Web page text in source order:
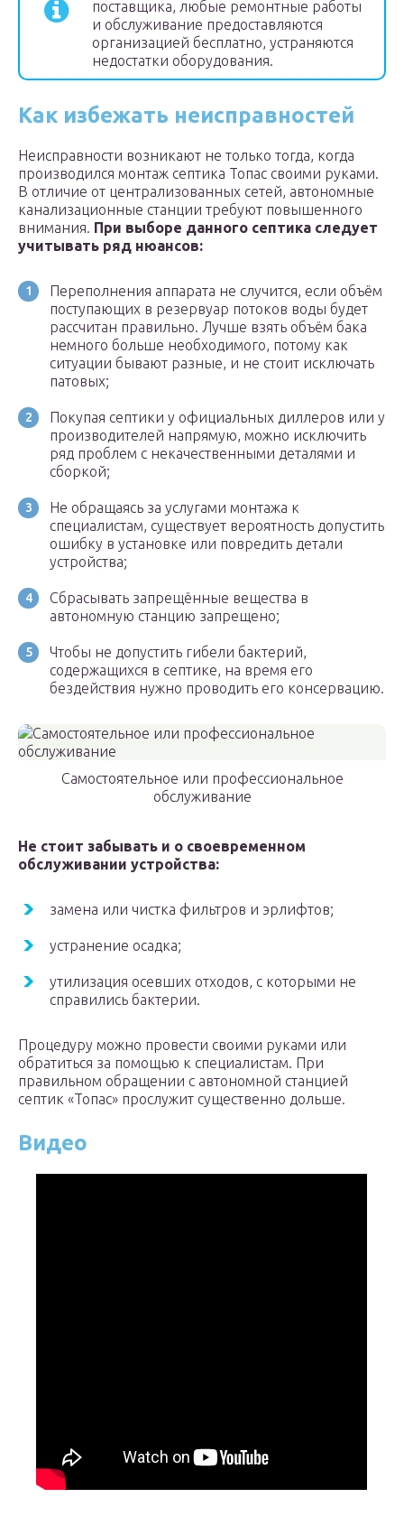
поставщика, любые ремонтные работы
и обслуживание предоставляются
организацией бесплатно, устраняются
недостатки оборудования.
Как избежать неисправностей
Неисправности возникают не только тогда, когда
производился монтаж септика Топас своими руками.
В отличие от централизованных сетей, автономные
канализационные станции требуют повышенного
внимания. При выборе данного септика следует
учитывать ряд нюансов:
Переполнения аппарата не случится, если объём
поступающих в резервуар потоков воды будет
рассчитан правильно. Лучше взять объём бака
немного больше необходимого, потому как
ситуации бывают разные, и не стоит исключать
патовых;
Покупая септики у официальных диллеров или у
производителей напрямую, можно исключить
ряд проблем с некачественными деталями и
сборкой;
Не обращаясь за услугами монтажа к
специалистам, существует вероятность допустить
ошибку в установке или повредить детали
устройства;
Сбрасывать запрещённые вещества в
автономную станцию запрещено;
Чтобы не допустить гибели бактерий,
содержащихся в септике, на время его
бездействия нужно проводить его консервацию.
Самостоятельное или профессиональное
обслуживание
Не стоит забывать и о своевременном
обслуживании устройства:
замена или чистка фильтров и эрлифтов;
устранение осадка;
утилизация осевших отходов, с которыми не
справились бактерии.
Процедуру можно провести своими руками или
обратиться за помощью к специалистам. При
правильном обращении с автономной станцией
септик «Топас» прослужит существенно дольше.
Видео